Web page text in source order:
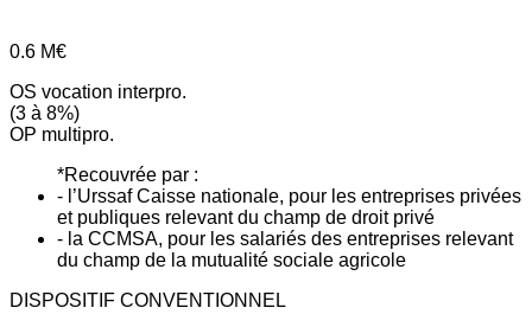
0.6 M€
OS vocation interpro.
(3 à 8%)
OP multipro.
*Recouvrée par :
- l’Urssaf Caisse nationale, pour les entreprises privées
et publiques relevant du champ de droit privé
- la CCMSA, pour les salariés des entreprises relevant
du champ de la mutualité sociale agricole
DISPOSITIF CONVENTIONNEL